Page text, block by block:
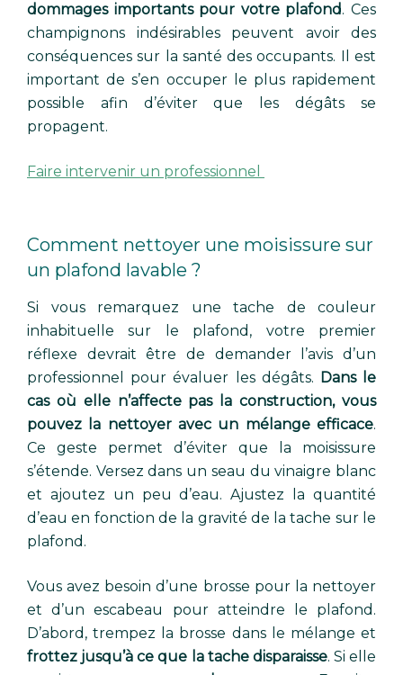
dommages importants pour votre plafond. Ces
champignons indésirables peuvent avoir des
conséquences sur la santé des occupants. Il est
important de s’en occuper le plus rapidement
possible afin d’éviter que les dégâts se
propagent.
Faire intervenir un professionnel
Comment nettoyer une moisissure sur
un plafond lavable ?
Si vous remarquez une tache de couleur
inhabituelle sur le plafond, votre premier
réflexe devrait être de demander l’avis d’un
professionnel pour évaluer les dégâts. Dans le
cas où elle n’affecte pas la construction, vous
pouvez la nettoyer avec un mélange efficace.
Ce geste permet d’éviter que la moisissure
s’étende. Versez dans un seau du vinaigre blanc
et ajoutez un peu d’eau. Ajustez la quantité
d’eau en fonction de la gravité de la tache sur le
plafond.
Vous avez besoin d’une brosse pour la nettoyer
et d’un escabeau pour atteindre le plafond.
D’abord, trempez la brosse dans le mélange et
frottez jusqu’à ce que la tache disparaisse. Si elle